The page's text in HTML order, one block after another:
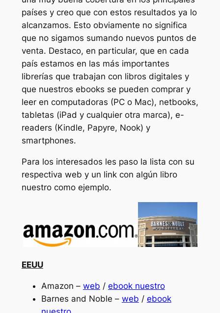
países y creo que con estos resultados ya lo
alcanzamos. Esto obviamente no significa
que no sigamos sumando nuevos puntos de
venta. Destaco, en particular, que en cada
país estamos en las más importantes
librerías que trabajan con libros digitales y
que nuestros ebooks se pueden comprar y
leer en computadoras (PC o Mac), netbooks,
tabletas (iPad y cualquier otra marca), e-
readers (Kindle, Papyre, Nook) y
smartphones.
Para los interesados les paso la lista con su
respectiva web y un link con algún libro
nuestro como ejemplo.
EEUU
Amazon – web / ebook nuestro
Barnes and Noble – web / ebook